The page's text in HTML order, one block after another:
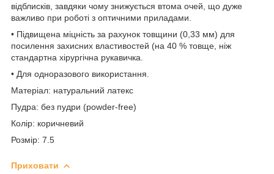
відблисків, завдяки чому знижується втома очей, що дуже
важливо при роботі з оптичними приладами.
• Підвищена міцність за рахунок товщини (0,33 мм) для
посилення захисних властивостей (на 40 % товще, ніж
стандартна хірургічна рукавичка.
• Для одноразового використання.
Матеріал: натуральний латекс
Пудра: без пудри (powder-free)
Колір: коричневий
Розмір: 7.5
Приховати